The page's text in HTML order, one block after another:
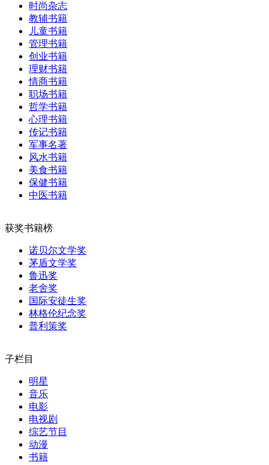
时尚杂志
教辅书籍
儿童书籍
管理书籍
创业书籍
理财书籍
情商书籍
职场书籍
哲学书籍
心理书籍
传记书籍
军事名著
风水书籍
美食书籍
保健书籍
中医书籍
获奖书籍榜
诺贝尔文学奖
茅盾文学奖
鲁迅奖
老舍奖
国际安徒生奖
林格伦纪念奖
普利策奖
子栏目
明星
音乐
电影
电视剧
综艺节目
动漫
书籍